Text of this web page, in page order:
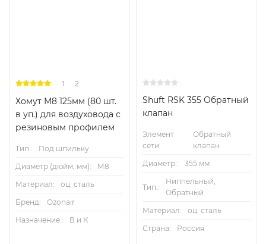
1 2
Хомут М8 125мм (80 шт.
в уп.) для воздуховода с
резиновым профилем
Тип.:
Под шпильку
Диаметр (дюйм, мм):
М8
Материал:
оц. сталь
Бренд:
Ozonair
Назначение.:
В и К
Shuft RSK 355 Обратный
клапан
Элемент
сети:
Обратный
клапан
Диаметр.:
355 мм
Тип.:
Ниппельный,
Обратный
Материал:
оц. сталь
Страна:
Россия